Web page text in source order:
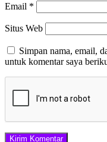
Email *
Situs Web
Simpan nama, email,
untuk komentar saya